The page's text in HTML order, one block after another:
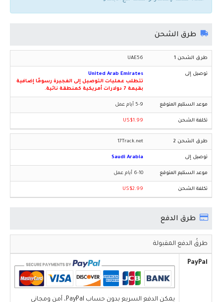
طرق الشحن
UAE56
United Arab Emirates
تتطلب عمليات التوصيل إلى الفجيرة رسومًا إضافية
بقيمة 7 دولارات أمريكية كمنطقة نائية.
5-9 أيام عمل
US$1.99
17Track.net
Saudi Arabia
6-10 أيام عمل
US$2.99
طرق الدفع
طرقُ الدفع المقبولة
PayPal
يمكن الدفع السريع بدون حساب PayPal، آمن ومجاني